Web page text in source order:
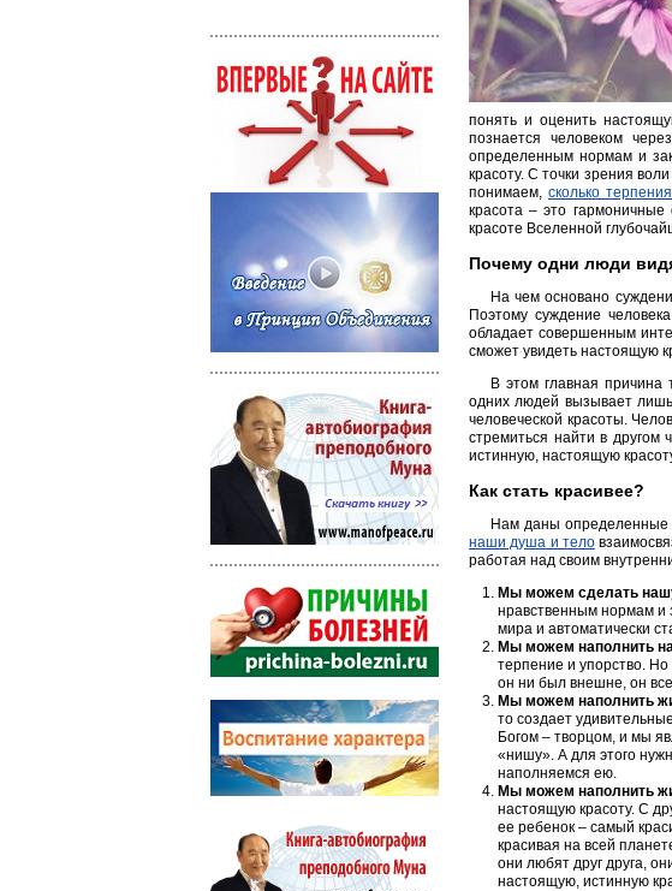
понять и оценить
познается человеком
определенным нормам и
красоту. С точки зрения
понимаем, сколько
красота – это
красоте Вселенной
Почему одни люди
На чем основано
Поэтому суждение
обладает совершенным
сможет увидеть настоящую
В этом главная причина
одних людей вызывает
человеческой красоты.
стремиться найти в другом
истинную, настоящую
Как стать красивее?
Нам даны определенные
наши душа и тело
работая над своим
Мы можем сделать
нравственным нормам и
мира и автоматически
Мы можем наполнить
терпение и упорство. Но
он ни был внешне, он
Мы можем наполнить
то создает
Богом – творцом, и мы
«нишу». А для этого
наполняемся ею.
Мы можем наполнить
настоящую красоту. С
ее ребенок – самый
красивая на всей
они любят друг друга,
настоящую, истинную